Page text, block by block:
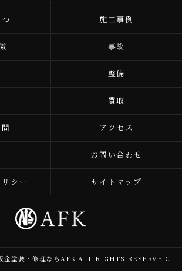
施工事例
事故
整備
買取
アクセス
お問い合わせ
シー サイトマップ
金塗装・修理ならAFK ALL RIGHTS RESERVED.